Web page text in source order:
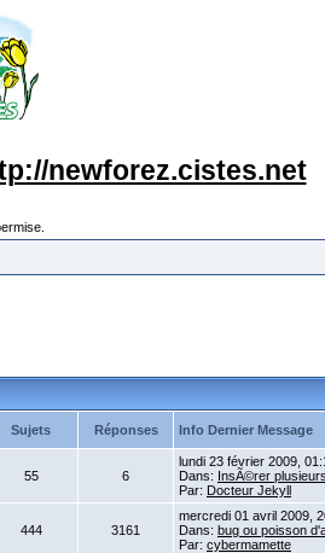
newforez.cistes.net
Sujets Réponses Info Dernier Message
55 6
lundi 23 février 2009,
Dans: InsÃ©rer plusieurs
Par: Docteur Jekyll
444 3161
mercredi 01 avril 2009,
Dans: bug ou poisson
Par: cybermamette